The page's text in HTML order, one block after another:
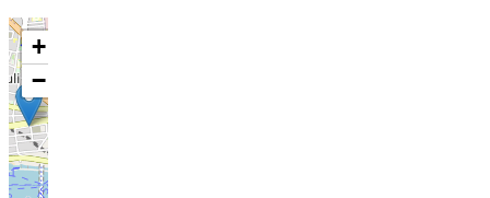
+
−